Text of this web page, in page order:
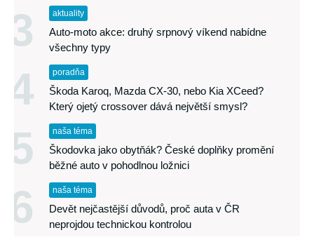
3 aktuality
Auto-moto akce: druhý srpnový víkend nabídne
všechny typy
4 poradňa
Škoda Karoq, Mazda CX-30, nebo Kia XCeed?
Který ojetý crossover dává největší smysl?
5 naša téma
Škodovka jako obytňák? České doplňky promění
běžné auto v pohodlnou ložnici
6 naša téma
Devět nejčastější důvodů, proč auta v ČR
neprojdou technickou kontrolou